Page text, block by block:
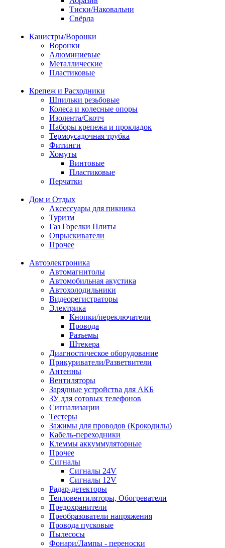
Тиски/Наковальни
Свёрла
Канистры/Воронки
Воронки
Алюминиевые
Металлические
Пластиковые
Крепеж и Расходники
Шпильки резьбовые
Колеса и колесные опоры
Изолента/Скотч
Наборы крепежа и прокладок
Термоусадочная трубка
Фитинги
Хомуты
Винтовые
Пластиковые
Перчатки
Дом и Отдых
Аксессуары для пикника
Туризм
Газ Горелки Плиты
Опрыскиватели
Прочее
Автоэлектроника
Автомагнитолы
Автомобильная акустика
Автохолодильники
Видеорегистраторы
Электрика
Кнопки/переключатели
Провода
Разъемы
Штекера
Диагностическое оборудование
Прикуриватели/Разветвители
Антенны
Вентиляторы
Зарядные устройства для АКБ
ЗУ для сотовых телефонов
Сигнализации
Тестеры
Зажимы для проводов (Крокодилы)
Кабель-переходники
Клеммы аккуммуляторные
Прочее
Сигналы
Сигналы 24V
Сигналы 12V
Радар-детекторы
Тепловентиляторы, Обогреватели
Предохранители
Преобразователи напряжения
Провода пусковые
Пылесосы
Фонари/Лампы - переноски